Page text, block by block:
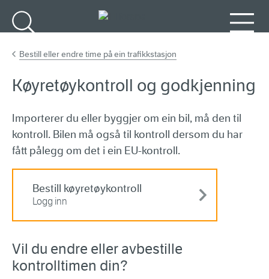
Bestill eller endre time på ein trafikkstasjon
Køyretøykontroll og godkjenning
Importerer du eller byggjer om ein bil, må den til
kontroll. Bilen må også til kontroll dersom du har
fått pålegg om det i ein EU-kontroll.
Bestill køyretøykontroll
Logg inn
Vil du endre eller avbestille
kontrolltimen din?